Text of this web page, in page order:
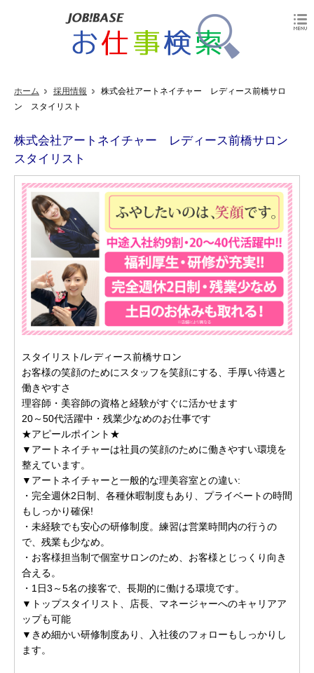
ホーム 採用情報
株式会社アートネイチャー レディース前橋サロ
ン スタイリスト
株式会社アートネイチャー レディース前橋サロン
スタイリスト
スタイリスト/レディース前橋サロン
お客様の笑顔のためにスタッフを笑顔にする、手厚い待遇と
働きやすさ
理容師・美容師の資格と経験がすぐに活かせます
20～50代活躍中・残業少なめのお仕事です
★アピールポイント★
▼アートネイチャーは社員の笑顔のために働きやすい環境を
整えています。
▼アートネイチャーと一般的な理美容室との違い:
・完全週休2日制、各種休暇制度もあり、プライベートの時間
もしっかり確保!
・未経験でも安心の研修制度。練習は営業時間内の行うの
で、残業も少なめ。
・お客様担当制で個室サロンのため、お客様とじっくり向き
合える。
・1日3～5名の接客で、長期的に働ける環境です。
▼トップスタイリスト、店長、マネージャーへのキャリアア
ップも可能
▼きめ細かい研修制度あり、入社後のフォローもしっかりし
ます。